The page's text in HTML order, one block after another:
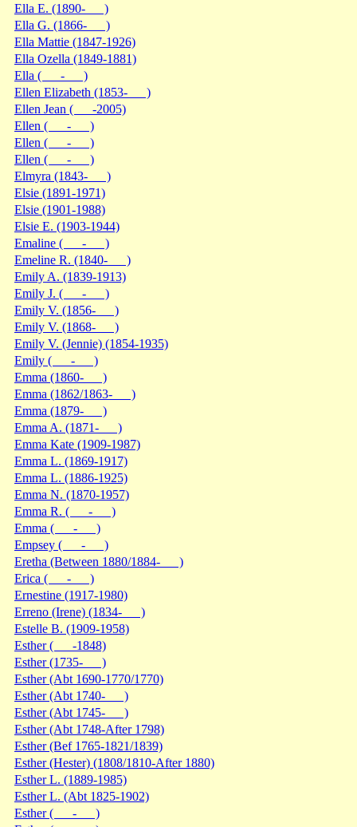
Ella E. (1890- )
Ella G. (1866- )
Ella Mattie (1847-1926)
Ella Ozella (1849-1881)
Ella ( - )
Ellen Elizabeth (1853- )
Ellen Jean ( -2005)
Ellen ( - )
Ellen ( - )
Ellen ( - )
Elmyra (1843- )
Elsie (1891-1971)
Elsie (1901-1988)
Elsie E. (1903-1944)
Emaline ( - )
Emeline R. (1840- )
Emily A. (1839-1913)
Emily J. ( - )
Emily V. (1856- )
Emily V. (1868- )
Emily V. (Jennie) (1854-1935)
Emily ( - )
Emma (1860- )
Emma (1862/1863- )
Emma (1879- )
Emma A. (1871- )
Emma Kate (1909-1987)
Emma L. (1869-1917)
Emma L. (1886-1925)
Emma N. (1870-1957)
Emma R. ( - )
Emma ( - )
Empsey ( - )
Eretha (Between 1880/1884- )
Erica ( - )
Ernestine (1917-1980)
Erreno (Irene) (1834- )
Estelle B. (1909-1958)
Esther ( -1848)
Esther (1735- )
Esther (Abt 1690-1770/1770)
Esther (Abt 1740- )
Esther (Abt 1745- )
Esther (Abt 1748-After 1798)
Esther (Bef 1765-1821/1839)
Esther (Hester) (1808/1810-After 1880)
Esther L. (1889-1985)
Esther L. (Abt 1825-1902)
Esther ( - )